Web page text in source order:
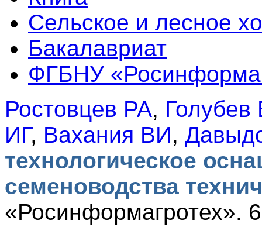
Сельское и лесное
Бакалавриат
ФГБНУ
Ростовцев РА, Голубев
ИГ, Вахания ВИ,
технологическое
семеноводства
«Росинформагротех».